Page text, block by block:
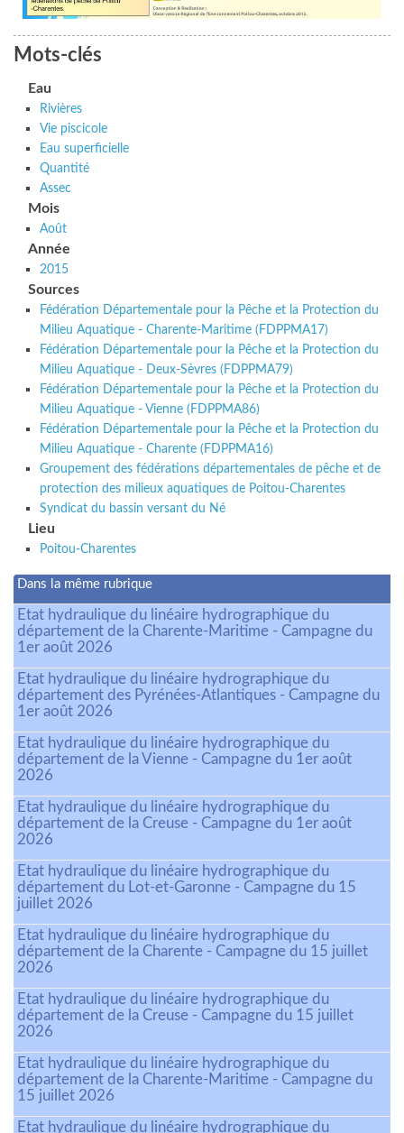
Mots-clés
Eau
Rivières
Vie piscicole
Eau superficielle
Quantité
Assec
Mois
Août
Année
2015
Sources
Fédération Départementale pour la Pêche et la Protection du
Milieu Aquatique - Charente-Maritime (FDPPMA17)
Fédération Départementale pour la Pêche et la Protection du
Milieu Aquatique - Deux-Sèvres (FDPPMA79)
Fédération Départementale pour la Pêche et la Protection du
Milieu Aquatique - Vienne (FDPPMA86)
Fédération Départementale pour la Pêche et la Protection du
Milieu Aquatique - Charente (FDPPMA16)
Groupement des fédérations départementales de pêche et de
protection des milieux aquatiques de Poitou-Charentes
Syndicat du bassin versant du Né
Lieu
Poitou-Charentes
Dans la même rubrique
Etat hydraulique du linéaire hydrographique du
département de la Charente-Maritime - Campagne du
1er août 2026
Etat hydraulique du linéaire hydrographique du
département des Pyrénées-Atlantiques - Campagne du
1er août 2026
Etat hydraulique du linéaire hydrographique du
département de la Vienne - Campagne du 1er août
2026
Etat hydraulique du linéaire hydrographique du
département de la Creuse - Campagne du 1er août
2026
Etat hydraulique du linéaire hydrographique du
département du Lot-et-Garonne - Campagne du 15
juillet 2026
Etat hydraulique du linéaire hydrographique du
département de la Charente - Campagne du 15 juillet
2026
Etat hydraulique du linéaire hydrographique du
département de la Creuse - Campagne du 15 juillet
2026
Etat hydraulique du linéaire hydrographique du
département de la Charente-Maritime - Campagne du
15 juillet 2026
Etat hydraulique du linéaire hydrographique du